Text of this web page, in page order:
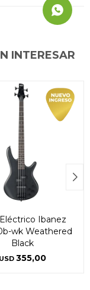
INTERESAR
Ibanez
wk Weathered
Black
USD 355,00